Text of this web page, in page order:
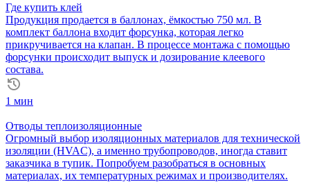
Где купить клей
Продукция продается в баллонах, ёмкостью 750 мл. В
комплект баллона входит форсунка, которая легко
прикручивается на клапан. В процессе монтажа с помощью
форсунки происходит выпуск и дозирование клеевого
состава.
1 мин
Отводы теплоизоляционные
Огромный выбор изоляционных материалов для технической
изоляции (HVAC), а именно трубопроводов, иногда ставит
заказчика в тупик. Попробуем разобраться в основных
материалах, их температурных режимах и производителях.